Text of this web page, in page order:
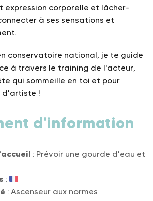
expression corporelle et lâcher-
à ses sensations et
conservatoire national, je te guide
à travers le training de l'acteur,
qui sommeille en toi et pour
d'artiste !
d'information
: Prévoir une gourde d'eau et
:
: Ascenseur aux normes